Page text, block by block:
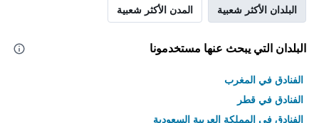
البلدان الأكثر شعبية المدن الأكثر شعبية
البلدان التي يبحث عنها مستخدمونا
الفنادق في المغرب
الفنادق في قطر
الفنادق في المملكة العربية السعودية